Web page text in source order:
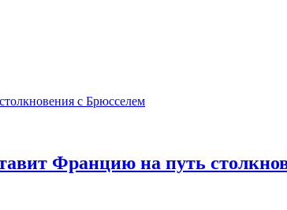
Францию на путь